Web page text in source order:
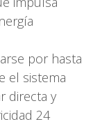
por hasta
el sistema
directa y
24